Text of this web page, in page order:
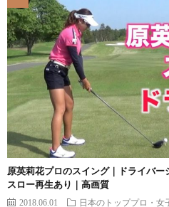
原英莉花プロのスイング｜ドライバー
スロー再生あり｜高画質
2018.06.01 日本のトッププロ・女